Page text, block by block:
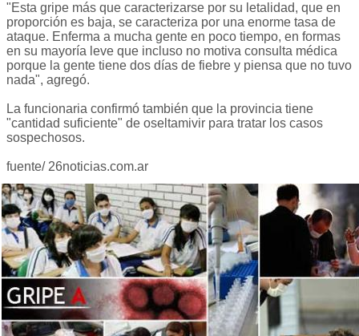
"Esta gripe más que caracterizarse por su letalidad, que en
proporción es baja, se caracteriza por una enorme tasa de
ataque. Enferma a mucha gente en poco tiempo, en formas
en su mayoría leve que incluso no motiva consulta médica
porque la gente tiene dos días de fiebre y piensa que no tuvo
nada", agregó.
La funcionaria confirmó también que la provincia tiene
"cantidad suficiente" de oseltamivir para tratar los casos
sospechosos.
fuente/ 26noticias.com.ar